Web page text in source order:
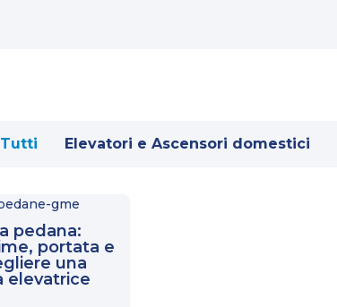
Tutti Elevatori e Ascensori domestici
pedana:
portata e
una
elevatrice